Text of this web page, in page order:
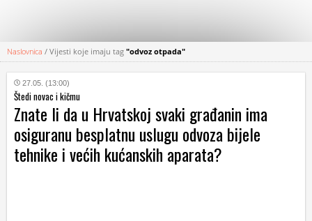
KATEGORIJE
HRVATSKI
WEB
Naslovnica / Vijesti koje imaju tag "odvoz otpada"
27.05. (13:00)
Štedi novac i kičmu
Znate li da u Hrvatskoj svaki građanin ima
osiguranu besplatnu uslugu odvoza bijele
tehnike i većih kućanskih aparata?